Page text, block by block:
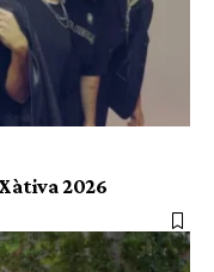
2026